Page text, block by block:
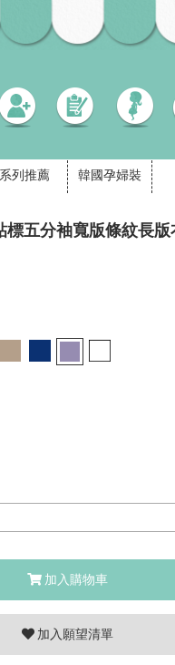
系列推薦 韓國孕婦裝
標五分袖寬版條紋長版
加入購物車
加入願望清單